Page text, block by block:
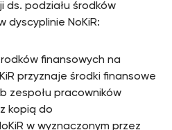
podziału środków
dyscyplinie NoKiR:
finansowych na
przyznaje środki finansowe
zespołu pracowników
kopią do
w wyznaczonym przez